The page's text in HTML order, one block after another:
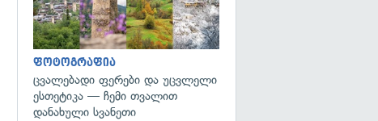
ფოტოგრაფია
ცვალებადი ფერები და უცვლელი
ესთეტიკა — ჩემი თვალით
დანახული სვანეთი